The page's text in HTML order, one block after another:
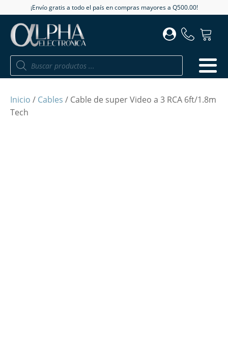
¡Envío gratis a todo el país en compras mayores a Q500.00!
Búsqueda
productos
Inicio / Cables / Cable de super Video a 3 RCA 6ft/1.8m
Tech